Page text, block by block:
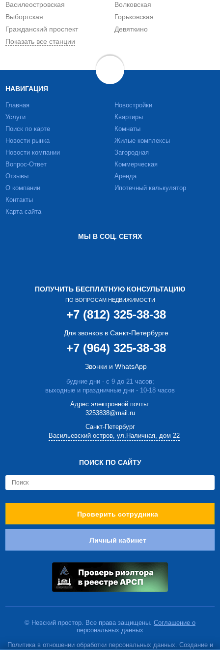
Василеостровская
Волковская
Выборгская
Горьковская
Гражданский проспект
Девяткино
Показать все станции
НАВИГАЦИЯ
Главная
Услуги
Поиск по карте
Новости рынка
Новости компании
Вопрос-Ответ
Отзывы
О компании
Контакты
Карта сайта
Новостройки
Квартиры
Комнаты
Жилые комплексы
Загородная
Коммерческая
Аренда
Ипотечный калькулятор
МЫ В СОЦ. СЕТЯХ
ПОЛУЧИТЬ БЕСПЛАТНУЮ КОНСУЛЬТАЦИЮ
ПО ВОПРОСАМ НЕДВИЖИМОСТИ
+7 (812) 325-38-38
Для звонков в Санкт-Петербурге
+7 (964) 325-38-38
Звонки и WhatsApp
будние дни - с 9 до 21 часов;
выходные и праздничные дни - 10-18 часов
Адрес электронной почты:
3253838@mail.ru
Cанкт-Петербург
Васильевский остров, ул.Наличная, дом 22
ПОИСК ПО САЙТУ
Проверить сотрудника
Личный кабинет
© Невский простор. Все права защищены. Соглашение о
персональных данных
Политика в отношении обработки персональных данных. Создание и